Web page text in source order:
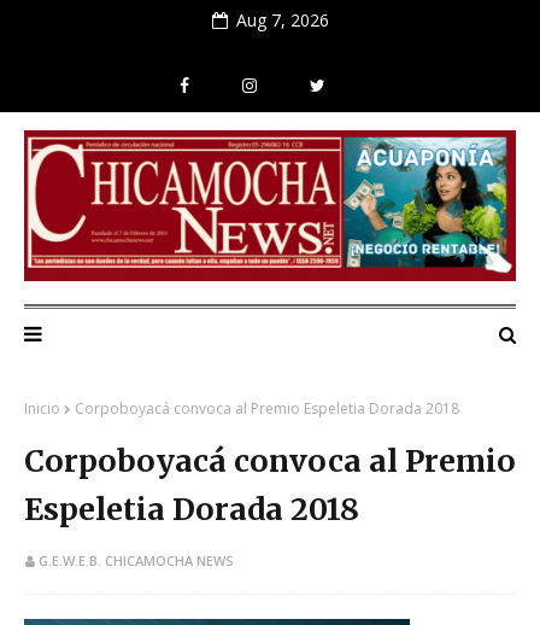
Aug 7, 2026
Inicio Corpoboyacá convoca al Premio Espeletia Dorada 2018
Corpoboyacá convoca al Premio
Espeletia Dorada 2018
G.E.W.E.B. CHICAMOCHA NEWS